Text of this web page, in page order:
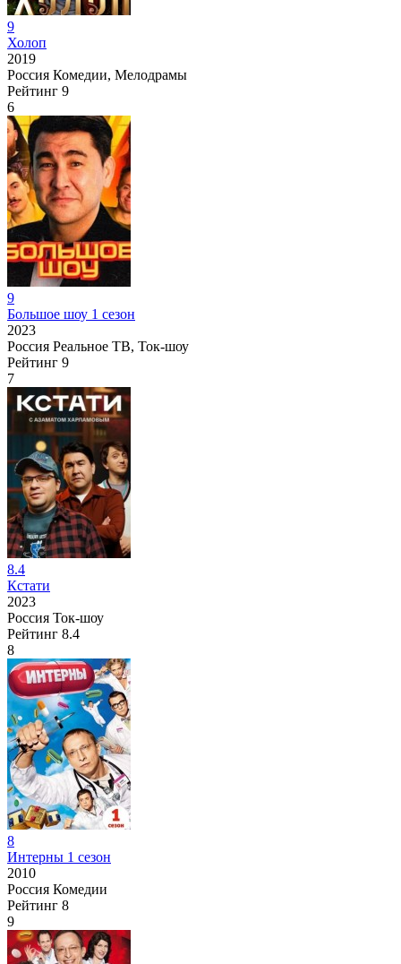
9
Холоп
2019
Россия Комедии, Мелодрамы
Рейтинг 9
6
9
Большое шоу 1 сезон
2023
Россия Реальное ТВ, Ток-шоу
Рейтинг 9
7
8.4
Кстати
2023
Россия Ток-шоу
Рейтинг 8.4
8
8
Интерны 1 сезон
2010
Россия Комедии
Рейтинг 8
9